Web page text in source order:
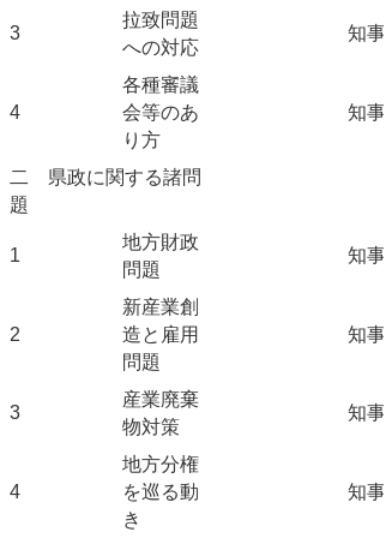
3
拉致問題
への対応
知事
4
各種審議
会等のあ
り方
知事
二 県政に関する諸問
題
1
地方財政
問題
知事
2
新産業創
造と雇用
問題
知事
3
産業廃棄
物対策
知事
4
地方分権
を巡る動
き
知事